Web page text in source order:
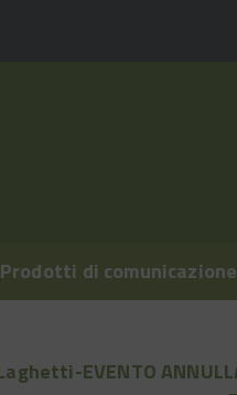
Prodotti di comunicazione
EVENTO